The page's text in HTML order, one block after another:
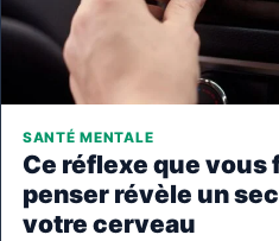
SANTÉ MENTALE
Ce réflexe que vous
penser révèle un
votre cerveau